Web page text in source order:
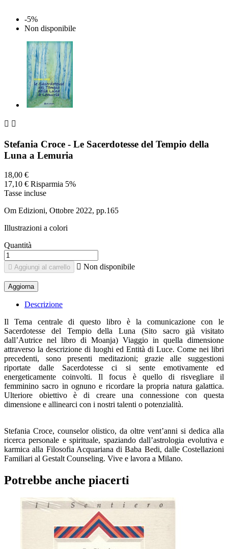
-5%
Non disponibile
 
Stefania Croce - Le Sacerdotesse del Tempio della
Luna a Lemuria
18,00 €
17,10 € Risparmia 5%
Tasse incluse
Om Edizioni, Ottobre 2022, pp.165
Illustrazioni a colori
Quantità
 Aggiungi al carrello  Non disponibile
Descrizione
Il Tema centrale di questo libro è la comunicazione con le
Sacerdotesse del Tempio della Luna (Sito sacro già visitato
dall’Autrice nel libro di Moanja) Viaggio in quella dimensione
attraverso la descrizione di luoghi ed Entità di Luce. Come nei libri
precedenti, sono presenti meditazioni; grazie alle suggestioni
riportate dalle Sacerdotesse ci si sente emotivamente ed
energeticamente coinvolti. Il focus è quello di risvegliare il
femminino sacro in ognuno e ricordare la propria natura galattica.
Ulteriore obiettivo è di creare una connessione con questa
dimensione e allinearci con i nostri talenti o potenzialità.
Stefania Croce, counselor olistico, da oltre vent’anni si dedica alla
ricerca personale e spirituale, spaziando dall’astrologia evolutiva e
karmica alla Filosofia Acquariana di Baba Bedi, dalle Costellazioni
Familiari al Gestalt Counseling. Vive e lavora a Milano.
Potrebbe anche piacerti